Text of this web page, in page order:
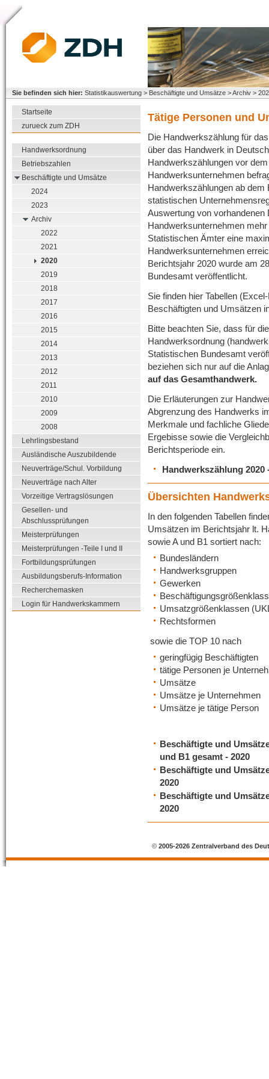
Sie befinden sich hier: Statistikauswertung > Beschäftigte und Umsätze > Archiv >
Tätige Personen und
Die Handwerkszählung für
über das Handwerk in
Handwerkszählungen vor
Handwerksunternehmen
Handwerkszählungen ab dem
statistischen
Auswertung von vorhandenen
Handwerksunternehmen
Statistischen Ämter eine
Handwerksunternehmen
Berichtsjahr 2020 wurde am
Bundesamt veröffentlicht.
Sie finden hier Tabellen
Beschäftigten und Umsätzen
Bitte beachten Sie, dass für
Handwerksordnung
Statistischen Bundesamt
beziehen sich nur auf die
auf das Gesamthandwerk.
Die Erläuterungen zur
Abgrenzung des Handwerks
Merkmale und fachliche
Ergebisse sowie die
Berichtsperiode ein.
Handwerkszählung
Übersichten
In den folgenden Tabellen
Umsätzen im Berichtsjahr lt.
sowie A und B1 sortiert nach:
Bundesländern
Handwerksgruppen
Gewerken
Umsatzgrößenklassen
Rechtsformen
sowie die TOP 10 nach
geringfügig Beschäftigten
tätige Personen je
Umsätze
Umsätze je Unternehmen
Umsätze je tätige Person
Beschäftigte und
und B1 gesamt - 2020
Beschäftigte und
2020
Beschäftigte und
2020
Startseite
zurueck zum ZDH
Handwerksordnung
Betriebszahlen
Beschäftigte und Umsätze
2024
2023
Archiv
2022
2021
2020
2019
2018
2017
2016
2015
2014
2013
2012
2011
2010
2009
2008
Lehrlingsbestand
Ausländische Auszubildende
Neuverträge/Schul. Vorbildung
Neuverträge nach Alter
Vorzeitige Vertragslösungen
Gesellen- und
Abschlussprüfungen
Meisterprüfungen
Meisterprüfungen -Teile I und II
Fortbildungsprüfungen
Ausbildungsberufs-Information
Recherchemasken
Login für Handwerkskammern
© 2005-2026 Zentralverband des